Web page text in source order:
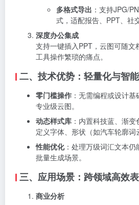
多格式导出 ：支持JPG/
式，适配报告、PPT、社
深度办公集成
支持一键插入PPT，云图可随文
工具操作繁琐的痛点。
二、技术优势：轻量化与智
零门槛操作 ：无需编程或设计
专业级云图。
动态样式库 ：内置科技蓝、渐
定义字体、形状（如汽车轮廓词
性能优化：处理万级词汇文本仍
批量生成场景。
三、应用场景：跨领域高效
商业分析